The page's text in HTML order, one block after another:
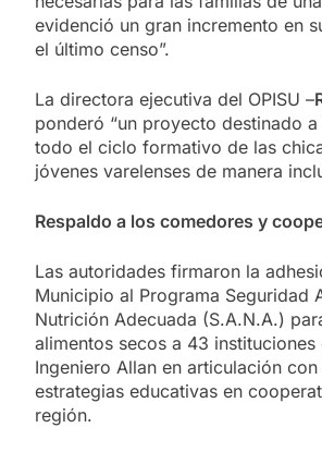
evidenció un gran incremento en
el último censo”.
La directora ejecutiva del OPISU –
ponderó “un proyecto destinado
todo el ciclo formativo de las
jóvenes varelenses de manera
Respaldo a los comedores y
Las autoridades firmaron la
Municipio al Programa Seguridad
Nutrición Adecuada (S.A.N.A.)
alimentos secos a 43
Ingeniero Allan en articulación
estrategias educativas en
región.